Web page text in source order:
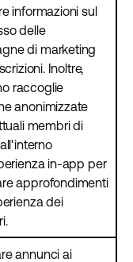
informazioni sul
delle
di marketing
Inoltre,
raccoglie
anonimizzate
membri di
in-app per
approfondimenti
dei
annunci ai